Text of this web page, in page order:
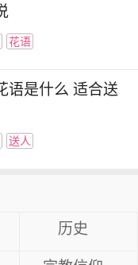
花语
语是什么 适合送
送人
历史